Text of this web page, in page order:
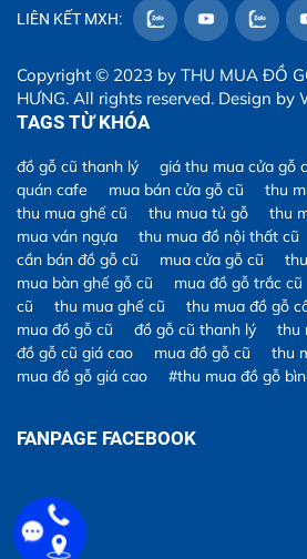
LIÊN KẾT MXH:
Copyright © 2023 by THU MUA ĐỒ
HƯNG. All rights reserved. Design by
TAGS TỪ KHÓA
đồ gỗ cũ thanh lý giá thu mua cửa gỗ
quán cafe
mua bán cửa gỗ cũ
thu
thu mua ghế cũ
thu mua tủ gỗ thu
mua ván ngựa
thu mua đồ nội thất cũ
cần bán đồ gỗ cũ
mua cửa gỗ cũ
mua bàn ghế gỗ cũ
mua đồ gỗ trắc cũ
cũ
thu mua ghế cũ thu mua đồ gỗ
mua đồ gỗ cũ
đồ gỗ cũ thanh lý thu
đồ gỗ cũ giá cao
mua đồ gỗ cũ thu
mua đồ gỗ giá cao
#thu mua đồ gỗ
FANPAGE FACEBOOK